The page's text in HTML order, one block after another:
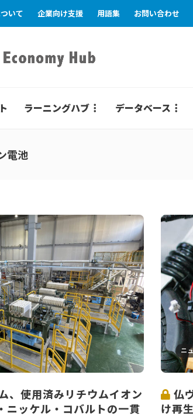
いて 企業向け支援 用語集 お問い合わせ
ラーニングハブ データベース
電池
、使用済みリチウムイオン
ニッケル・コバルトの一貫
ニ
仏
け再